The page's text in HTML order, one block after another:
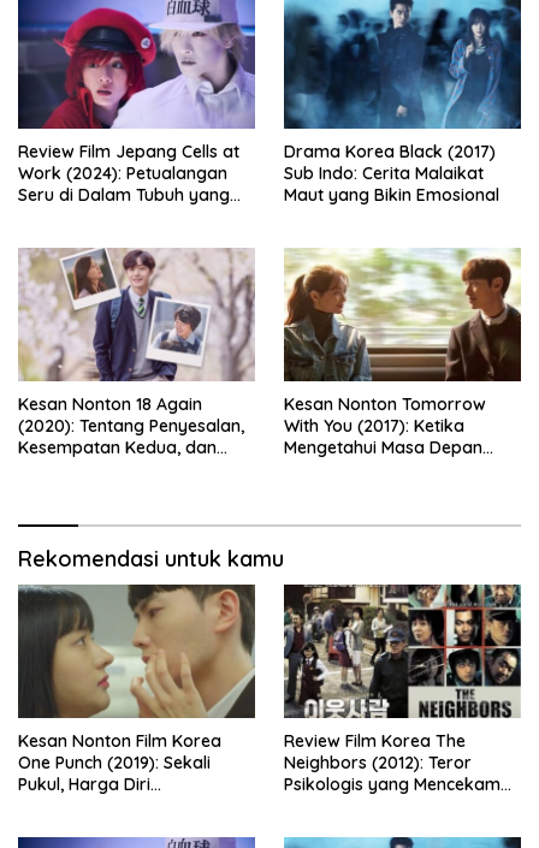
Review Film Jepang Cells at
Work (2024): Petualangan
Seru di Dalam Tubuh yang
Drama Korea Black (2017)
Sub Indo: Cerita Malaikat
Maut yang Bikin Emosional
Kesan Nonton 18 Again
(2020): Tentang Penyesalan,
Kesempatan Kedua, dan
Kesan Nonton Tomorrow
With You (2017): Ketika
Mengetahui Masa Depan
Rekomendasi untuk kamu
Kesan Nonton Film Korea
One Punch (2019): Sekali
Pukul, Harga Diri
Review Film Korea The
Neighbors (2012): Teror
Psikologis yang Mencekam